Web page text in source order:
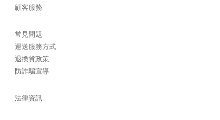
顧客服務
常見問題
運送服務方式
退換貨政策
防詐騙宣導
法律資訊